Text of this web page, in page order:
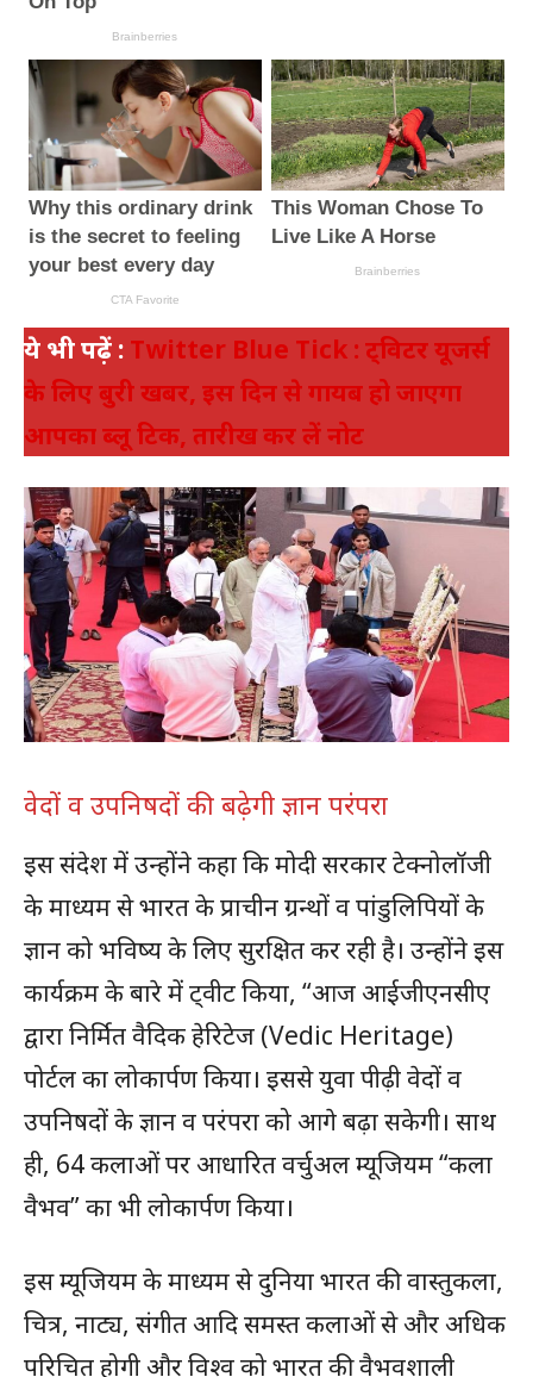
ये भी पढ़ें : Twitter Blue Tick : ट्विटर यूजर्स
के लिए बुरी खबर, इस दिन से गायब हो जाएगा
आपका ब्लू टिक, तारीख कर लें नोट
वेदों व उपनिषदों की बढ़ेगी ज्ञान परंपरा
इस संदेश में उन्होंने कहा कि मोदी सरकार टेक्नोलॉजी
के माध्यम से भारत के प्राचीन ग्रन्थों व पांडुलिपियों के
ज्ञान को भविष्य के लिए सुरक्षित कर रही है। उन्होंने इस
कार्यक्रम के बारे में ट्वीट किया, “आज आईजीएनसीए
द्वारा निर्मित वैदिक हेरिटेज (Vedic Heritage)
पोर्टल का लोकार्पण किया। इससे युवा पीढ़ी वेदों व
उपनिषदों के ज्ञान व परंपरा को आगे बढ़ा सकेगी। साथ
ही, 64 कलाओं पर आधारित वर्चुअल म्यूजियम “कला
वैभव” का भी लोकार्पण किया।
इस म्यूजियम के माध्यम से दुनिया भारत की वास्तुकला,
चित्र, नाट्य, संगीत आदि समस्त कलाओं से और अधिक
परिचित होगी और विश्व को भारत की वैभवशाली